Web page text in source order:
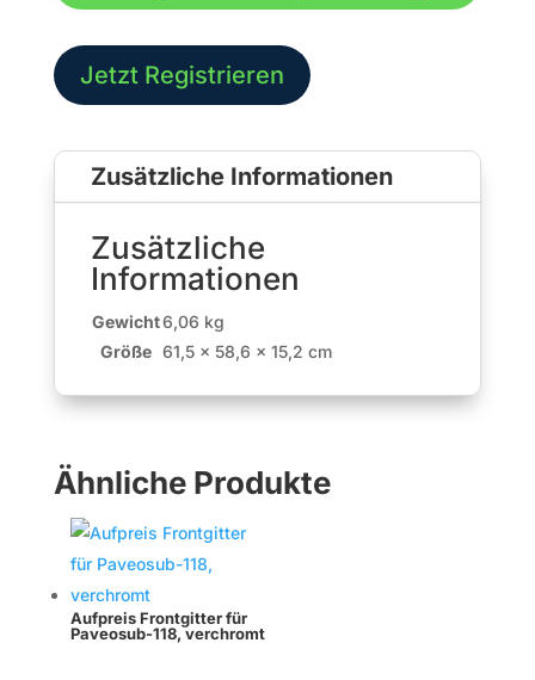
Menge
Jetzt Registrieren
Zusätzliche Informationen
Zusätzliche
Informationen
Gewicht6,06 kg
Größe 61,5 × 58,6 × 15,2 cm
Ähnliche Produkte
Aufpreis Frontgitter für
Paveosub-118, verchromt